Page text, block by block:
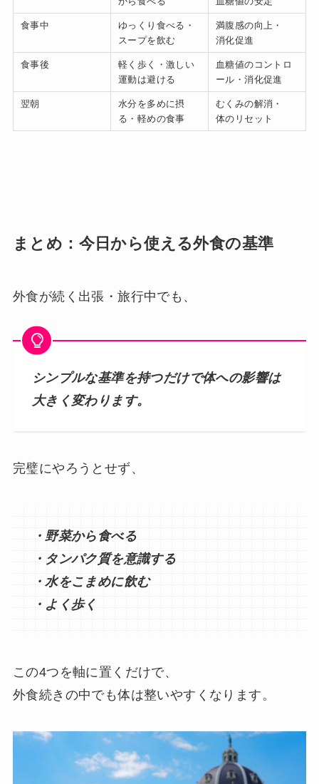
食事中
ゆっくり食べる・
スープを飲む
満腹感の向上・
消化促進
食事後
軽く歩く・激しい
運動は避ける
血糖値のコントロ
ール・消化促進
翌朝
水分を多めに摂
る・軽めの食事
むくみの解消・
体のリセット
まとめ：今日から使える外食の基準
外食が続く出張・旅行中でも、
シンプルな基準を持つだけで体への影響は
大きく変わります。
完璧にやろうとせず、
・野菜から食べる
・タンパク質を意識する
・水をこまめに飲む
・よく歩く
この4つを軸に置くだけで、
外食続きの中でも体は整いやすくなります。